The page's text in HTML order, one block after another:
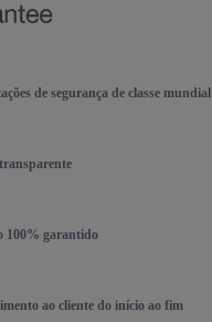
de segurança de classe mundial
100% garantido
ao cliente do início ao fim